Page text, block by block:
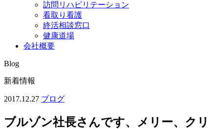
訪問リハビリテーション
看取り看護
終活相談窓口
健康道場
会社概要
Blog
新着情報
2017.12.27 ブログ
ブルゾン社長さんです、メリー、クリ